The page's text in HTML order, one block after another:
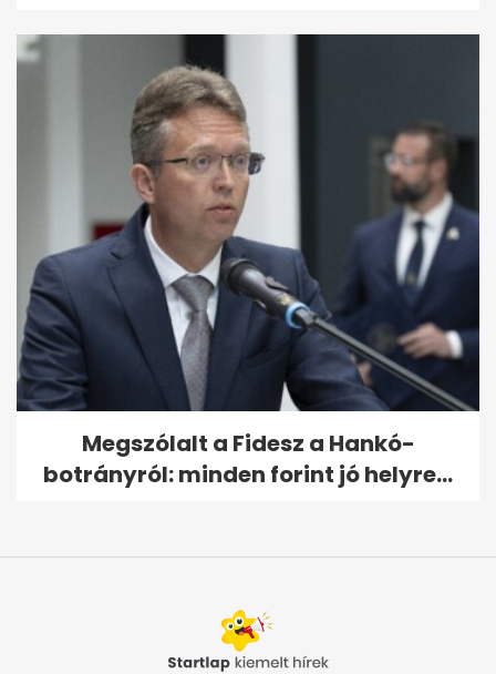
Megszólalt a Fidesz a Hankó-
botrányról: minden forint jó helyre...